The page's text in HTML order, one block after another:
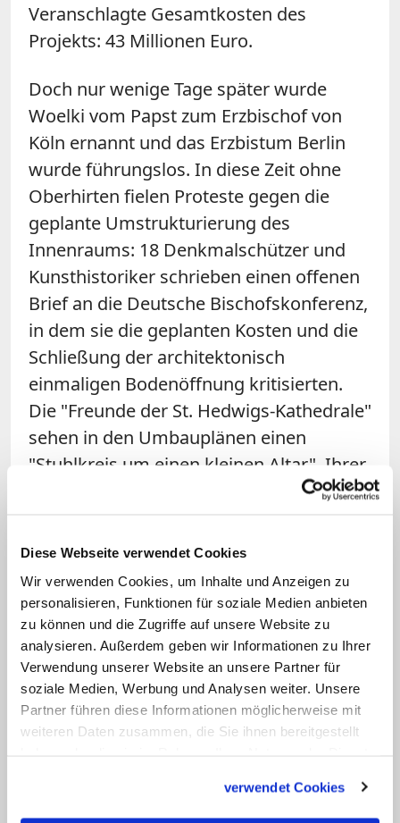
Diese Webseite verwendet Cookies
Wir verwenden Cookies, um Inhalte und Anzeigen zu
personalisieren, Funktionen für soziale Medien anbieten
zu können und die Zugriffe auf unsere Website zu
analysieren. Außerdem geben wir Informationen zu Ihrer
Verwendung unserer Website an unsere Partner für
soziale Medien, Werbung und Analysen weiter. Unsere
Partner führen diese Informationen möglicherweise mit
weiteren Daten zusammen, die Sie ihnen bereitgestellt
verwendet Cookies
Veranschlagte Gesamtkosten des
Projekts: 43 Millionen Euro.
Doch nur wenige Tage später wurde
Woelki vom Papst zum Erzbischof von
Köln ernannt und das Erzbistum Berlin
wurde führungslos. In diese Zeit ohne
Oberhirten fielen Proteste gegen die
geplante Umstrukturierung des
Innenraums: 18 Denkmalschützer und
Kunsthistoriker schrieben einen offenen
Brief an die Deutsche Bischofskonferenz,
in dem sie die geplanten Kosten und die
Schließung der architektonisch
einmaligen Bodenöffnung kritisierten.
Die "Freunde der St. Hedwigs-Kathedrale"
sehen in den Umbauplänen einen
"Stuhlkreis um einen kleinen Altar". Ihrer
großen Umbau.
Aktuell: Hedwigskathedrale geht in Besitz des
Erzbistums über
Die Sankt-Hedwigs-Kathedrale wechselt den
Besitzer: Die Domgemeinde überträgt die
Eigentumsrechte an das Erzbistum Berlin.
Pfarrgemeinderat und Kirchenvorstand der
Domgemeinde sowie der
Diözesanvermögensverwaltungsrat des Erzbistums
Bischofskirche gehörte aus historischen Gründen